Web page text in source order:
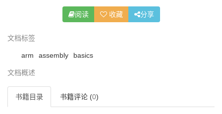
阅读 收藏 分享
文档标签
arm assembly basics
文档概述
书籍目录 书籍评论 (0)